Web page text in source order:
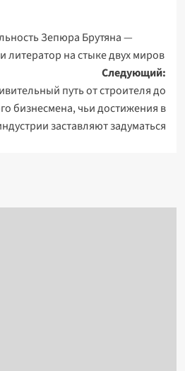
Зепюра Брутяна —
литератор на стыке двух миров
Следующий:
путь от строителя до
бизнесмена, чьи достижения в
заставляют задуматься